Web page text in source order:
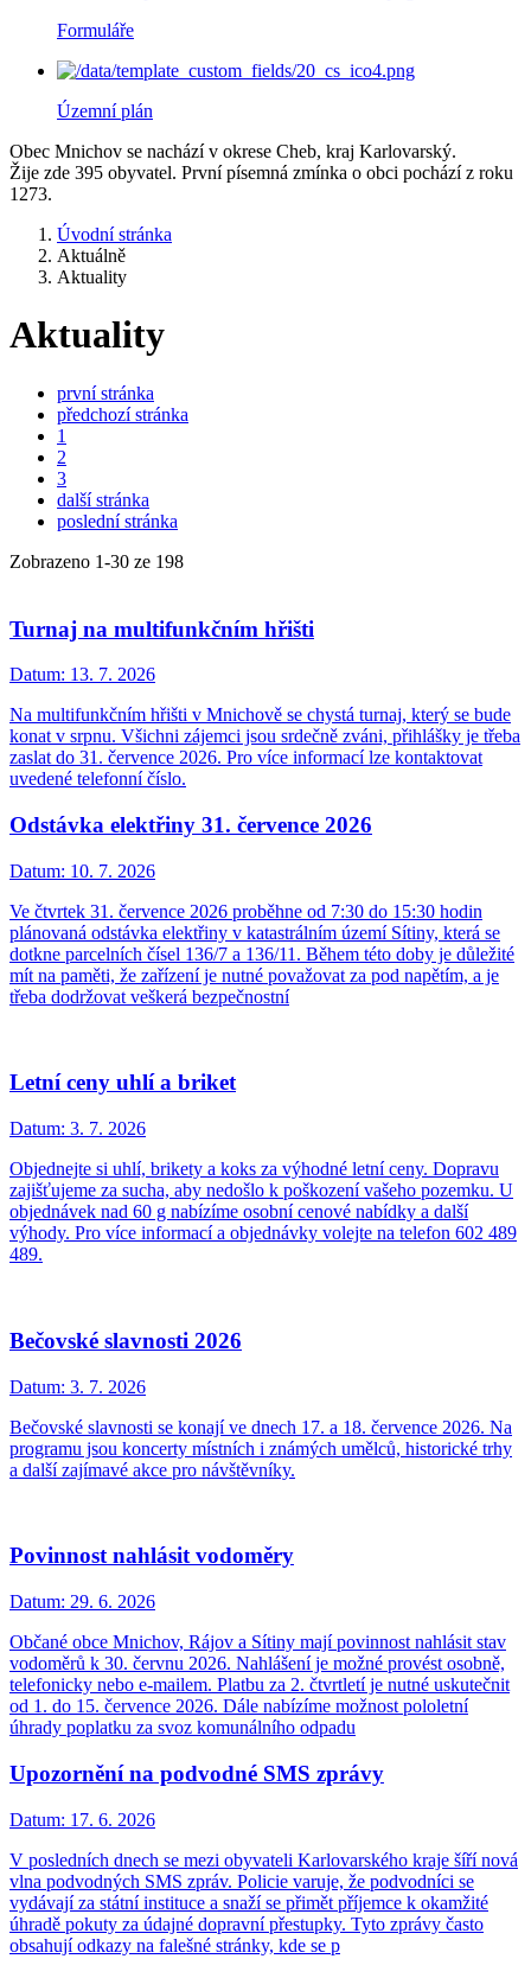
Formuláře
Územní plán
Obec Mnichov se nachází v okrese Cheb, kraj Karlovarský.
Žije zde 395 obyvatel. První písemná zmínka o obci pochází z roku
1273.
Úvodní stránka
Aktuálně
Aktuality
Aktuality
první stránka
předchozí stránka
1
2
3
další stránka
poslední stránka
Zobrazeno 1-30 ze 198
Turnaj na multifunkčním hřišti
Datum: 13. 7. 2026
Na multifunkčním hřišti v Mnichově se chystá turnaj, který se bude
konat v srpnu. Všichni zájemci jsou srdečně zváni, přihlášky je třeba
zaslat do 31. července 2026. Pro více informací lze kontaktovat
uvedené telefonní číslo.
Odstávka elektřiny 31. července 2026
Datum: 10. 7. 2026
Ve čtvrtek 31. července 2026 proběhne od 7:30 do 15:30 hodin
plánovaná odstávka elektřiny v katastrálním území Sítiny, která se
dotkne parcelních čísel 136/7 a 136/11. Během této doby je důležité
mít na paměti, že zařízení je nutné považovat za pod napětím, a je
třeba dodržovat veškerá bezpečnostní
Letní ceny uhlí a briket
Datum: 3. 7. 2026
Objednejte si uhlí, brikety a koks za výhodné letní ceny. Dopravu
zajišťujeme za sucha, aby nedošlo k poškození vašeho pozemku. U
objednávek nad 60 g nabízíme osobní cenové nabídky a další
výhody. Pro více informací a objednávky volejte na telefon 602 489
489.
Bečovské slavnosti 2026
Datum: 3. 7. 2026
Bečovské slavnosti se konají ve dnech 17. a 18. července 2026. Na
programu jsou koncerty místních i známých umělců, historické trhy
a další zajímavé akce pro návštěvníky.
Povinnost nahlásit vodoměry
Datum: 29. 6. 2026
Občané obce Mnichov, Rájov a Sítiny mají povinnost nahlásit stav
vodoměrů k 30. červnu 2026. Nahlášení je možné provést osobně,
telefonicky nebo e-mailem. Platbu za 2. čtvrtletí je nutné uskutečnit
od 1. do 15. července 2026. Dále nabízíme možnost pololetní
úhrady poplatku za svoz komunálního odpadu
Upozornění na podvodné SMS zprávy
Datum: 17. 6. 2026
V posledních dnech se mezi obyvateli Karlovarského kraje šíří nová
vlna podvodných SMS zpráv. Policie varuje, že podvodníci se
vydávají za státní instituce a snaží se přimět příjemce k okamžité
úhradě pokuty za údajné dopravní přestupky. Tyto zprávy často
obsahují odkazy na falešné stránky, kde se p